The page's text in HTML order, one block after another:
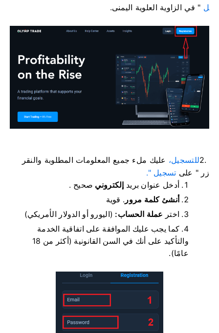
ل " في الزاوية العلوية اليمنى.
2.للتسجيل، عليك ملء جميع المعلومات المطلوبة والنقر
على زر " تسجيل ".
أدخل عنوان بريد إلكتروني صحيح .
أنشئ كلمة مرور
قوية .
اختر عملة الحساب: (اليورو أو الدولار الأمريكي)
كما يجب عليك الموافقة على اتفاقية الخدمة
والتأكيد على أنك في السن القانونية (أكثر من 18
عامًا).